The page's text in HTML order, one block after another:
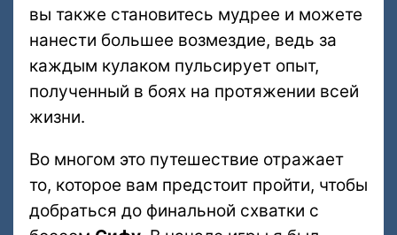
вы также становитесь мудрее и можете
нанести большее возмездие, ведь за
каждым кулаком пульсирует опыт,
полученный в боях на протяжении всей
жизни.
Во многом это путешествие отражает
то, которое вам предстоит пройти, чтобы
добраться до финальной схватки с